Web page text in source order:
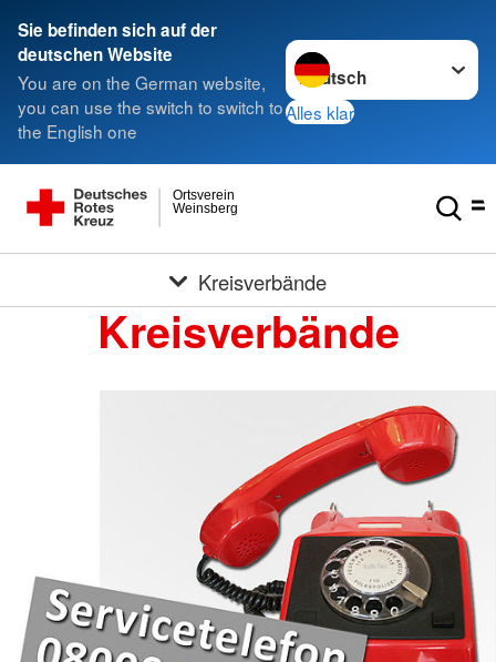
Sie befinden sich auf der
deutschen Website
You are on the German website,
you can use the switch to switch to
the English one
Sprache wechseln zu
Alles klar
Weinsberg
Ortsverein
Kreisverbände
Kreisverbände